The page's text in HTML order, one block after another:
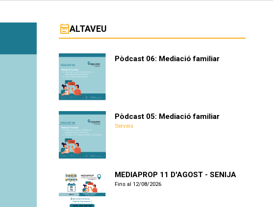
event_noteALTAVEU
Pòdcast 06: Mediació familiar
Pòdcast 05: Mediació familiar
Serveis
MEDIAPROP 11 D'AGOST - SENIJA
Fins al 12/08/2026